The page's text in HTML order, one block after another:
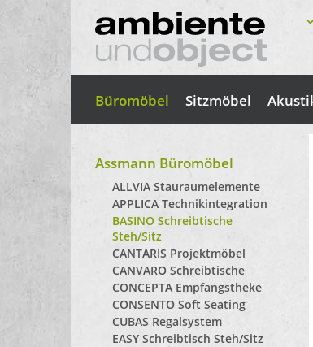
Büromöbel Sitzmöbel
Assmann Büromöbel
ALLVIA Stauraumelemente
APPLICA Technikintegration
BASINO Schreibtische
Steh/Sitz
CANTARIS Projektmöbel
CANVARO Schreibtische
CONCEPTA Empfangstheke
CONSENTO Soft Seating
CUBAS Regalsystem
EASY Schreibtisch Steh/Sitz